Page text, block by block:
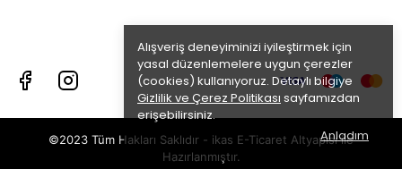
Alışveriş deneyiminizi iyileştirmek için
yasal düzenlemelere uygun çerezler
(cookies) kullanıyoruz. Detaylı bilgiye
Gizlilik ve Çerez Politikası sayfamızdan
erişebilirsiniz.
Anladım
©2023 Tüm Hakları Saklıdır - ikas E-Ticaret Altyapısı ile
Hazırlanmıştır.